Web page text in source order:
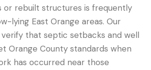
or rebuilt structures is frequently
lying East Orange areas. Our
that septic setbacks and well
Orange County standards when
has occurred near those